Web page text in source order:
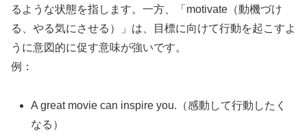
るような状態を指します。一方、「motivate（動機づけ
る、やる気にさせる）」は、目標に向けて行動を起こすよ
うに意図的に促す意味が強いです。
例：
A great movie can inspire you.（感動して行動したく
なる）